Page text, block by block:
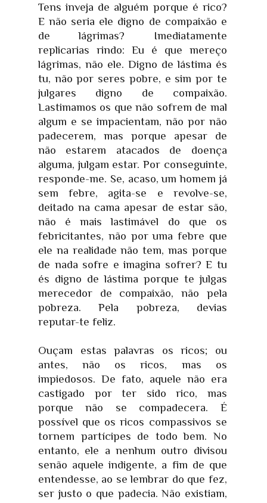
Tens inveja de alguém porque é rico?
E não seria ele digno de compaixão e
de lágrimas? Imediatamente
replicarias rindo: Eu é que mereço
lágrimas, não ele. Digno de lástima és
tu, não por seres pobre, e sim por te
julgares digno de compaixão.
Lastimamos os que não sofrem de mal
algum e se impacientam, não por não
padecerem, mas porque apesar de
não estarem atacados de doença
alguma, julgam estar. Por conseguinte,
responde-me. Se, acaso, um homem já
sem febre, agita-se e revolve-se,
deitado na cama apesar de estar são,
não é mais lastimável do que os
febricitantes, não por uma febre que
ele na realidade não tem, mas porque
de nada sofre e imagina sofrer? E tu
és digno de lástima porque te julgas
merecedor de compaixão, não pela
pobreza. Pela pobreza, devias
reputar-te feliz.
Ouçam estas palavras os ricos; ou
antes, não os ricos, mas os
impiedosos. De fato, aquele não era
castigado por ter sido rico, mas
porque não se compadecera. É
possível que os ricos compassivos se
tornem partícipes de todo bem. No
entanto, ele a nenhum outro divisou
senão aquele indigente, a fim de que
entendesse, ao se lembrar do que fez,
ser justo o que padecia. Não existiam,